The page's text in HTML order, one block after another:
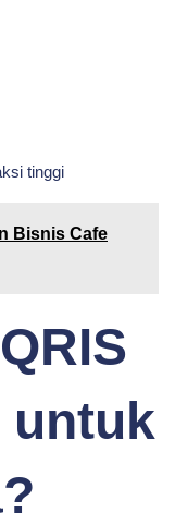
tinggi
Bisnis Cafe
untuk